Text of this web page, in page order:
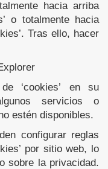
hacia arriba
o totalmente hacia
Tras ello, hacer
‘cookies’ en su
servicios o
estén disponibles.
configurar reglas
por sitio web, lo
sobre la privacidad.